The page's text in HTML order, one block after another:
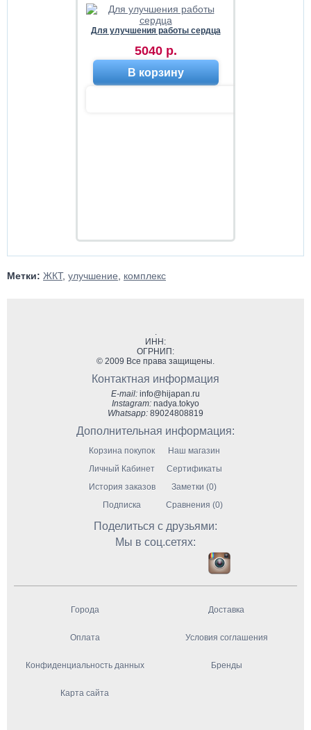
Для улучшения работы сердца
5040 р.
В корзину
Метки: ЖКТ, улучшение комплекс
.
ИНН:
ОГРНИП:
© 2009 Все права защищены.
Контактная информация
E-mail: info@hijapan.ru
Instagram: nadya.tokyo
Whatsapp: 89024808819
Дополнительная информация:
Корзина покупок
Личный Кабинет
История заказов
Подписка
Наш магазин
Сертификаты
Заметки (0)
Сравнения (0)
Поделиться с друзьями:
Мы в соц.сетях:
Города Доставка
Оплата Условия соглашения
Конфиденциальность данных Бренды
Карта сайта